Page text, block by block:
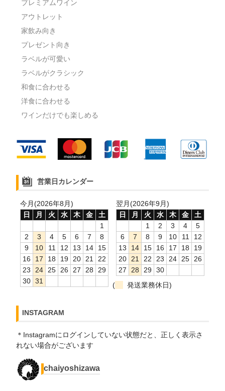
プレミアムワイン
アウトレット
家飲み向き
プレゼント向き
ラベルが可愛い
ラベルがクラシック
和食に合わせる
洋食に合わせる
ワインだけでも楽しめる
営業日カレンダー
今月(2026年8月)
日
月 火 水 木 金
土
1
2
3 4 5 6 7
8
9
10 11 12 13 14
15
16
17 18 19 20 21 22
23
24 25 26 27 28
29
30 31
翌月(2026年9月)
日
月 火 水 木 金
土
1
2 3 4
5
6
7 8 9 10 11
12
13
14 15 16 17 18
19
20 21 22 23 24 25 26
27
28 29
30
(
発送業務休日)
INSTAGRAM
＊Instagramにログインしていない状態だと、正しく表示さ
れない場合がございます
chaiyoshizawa